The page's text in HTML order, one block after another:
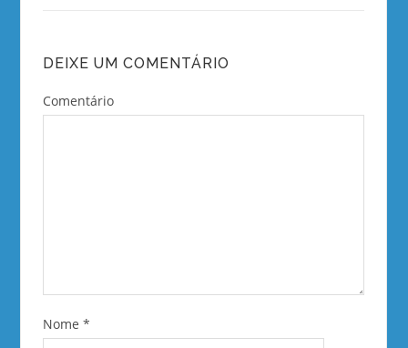
DEIXE UM COMENTÁRIO
Comentário
Nome *